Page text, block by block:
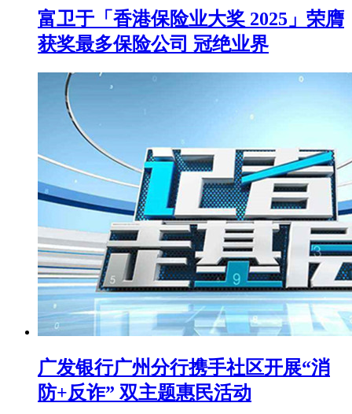
富卫于「香港保险业大奖 2025」荣膺
获奖最多保险公司 冠绝业界
广发银行广州分行携手社区开展“消
防+反诈” 双主题惠民活动